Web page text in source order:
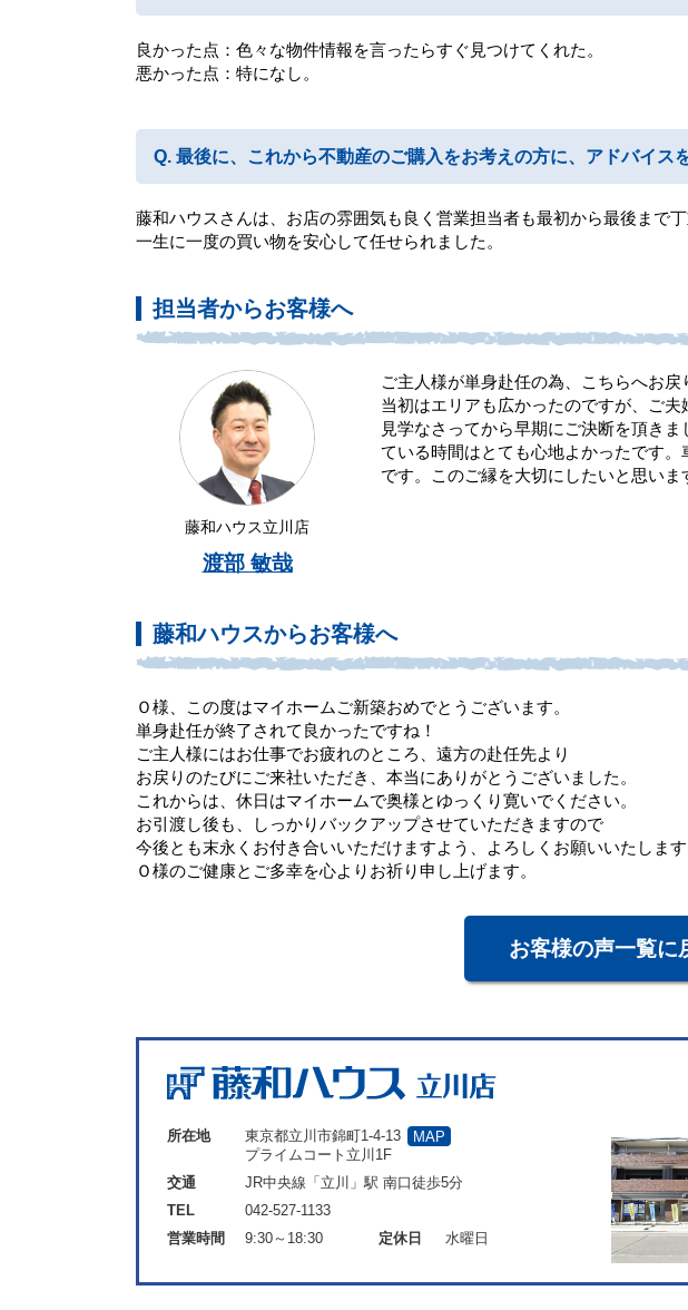
良かった点：色々な物件情報を言ったらすぐ見つけてくれた。
悪かった点：特になし。
最後に、これから不動産のご購入をお考えの方に、アドバイス
藤和ハウスさんは、お店の雰囲気も良く営業担当者も最初から最後まで丁
一生に一度の買い物を安心して任せられました。
担当者からお客様へ
藤和ハウス立川店
渡部 敏哉
ご主人様が単身赴任の為、こちらへお
当初はエリアも広かったのですが、ご
見学なさってから早期にご決断を頂き
ている時間はとても心地よかったです
です。このご縁を大切にしたいと思いま
藤和ハウスからお客様へ
Ｏ様、この度はマイホームご新築おめでとうございます。
単身赴任が終了されて良かったですね！
ご主人様にはお仕事でお疲れのところ、遠方の赴任先より
お戻りのたびにご来社いただき、本当にありがとうございました。
これからは、休日はマイホームで奥様とゆっくり寛いでください。
お引渡し後も、しっかりバックアップさせていただきますので
今後とも末永くお付き合いいただけますよう、よろしくお願いいたします
Ｏ様のご健康とご多幸を心よりお祈り申し上げます。
お客様の声一覧に
所在地
東京都立川市錦町1-4-13
プライムコート立川1F
MAP
交通
JR中央線「立川」駅 南口徒歩5分
TEL
042-527-1133
営業時間
9:30～18:30 定休日 水曜日